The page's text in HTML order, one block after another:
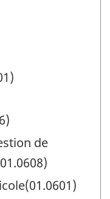
de